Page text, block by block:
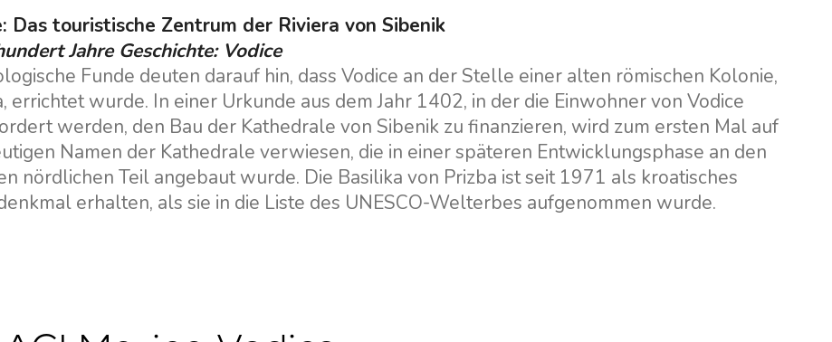
Das touristische Zentrum der Riviera von Sibenik
Jahre Geschichte: Vodice
Funde deuten darauf hin, dass Vodice an der Stelle einer alten römischen Kolonie,
errichtet wurde. In einer Urkunde aus dem Jahr 1402, in der die Einwohner von Vodice
werden, den Bau der Kathedrale von Sibenik zu finanzieren, wird zum ersten Mal auf
Namen der Kathedrale verwiesen, die in einer späteren Entwicklungsphase an den
nördlichen Teil angebaut wurde. Die Basilika von Prizba ist seit 1971 als kroatisches
erhalten, als sie in die Liste des UNESCO-Welterbes aufgenommen wurde.